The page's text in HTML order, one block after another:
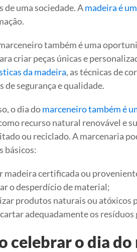
de uma sociedade. Amadeira é
também é uma
criar peças únicas e
da madeira, as técnicas de
de segurança e qualidade.
o dia domarceneiro também é
recurso natural renovável e
ou reciclado. A marcenaria
básicos:
madeira certificada ou
o desperdício de material;
produtos naturais ou atóxicos
adequadamente os
celebrar o dia